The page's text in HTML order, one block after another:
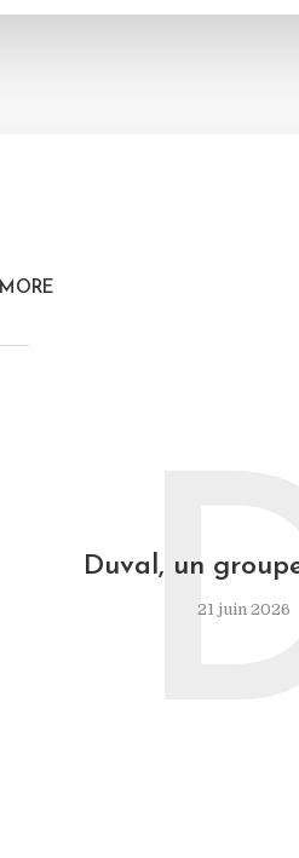
Duval, un
21 juin 2026